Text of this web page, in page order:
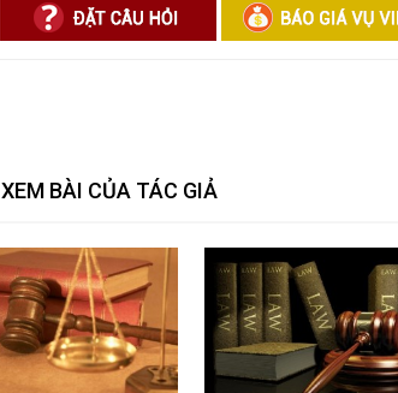
XEM BÀI CỦA TÁC GIẢ